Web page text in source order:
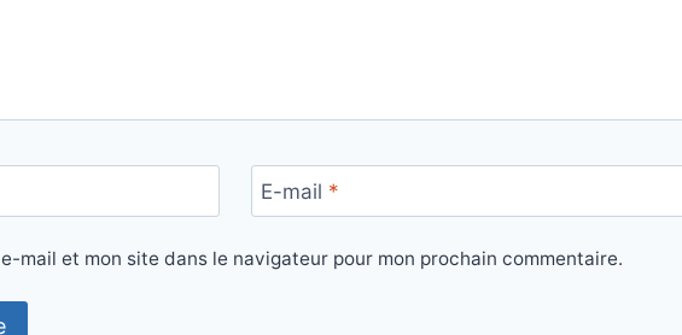
E-mail *
mail et mon site dans le navigateur pour mon prochain commentaire.